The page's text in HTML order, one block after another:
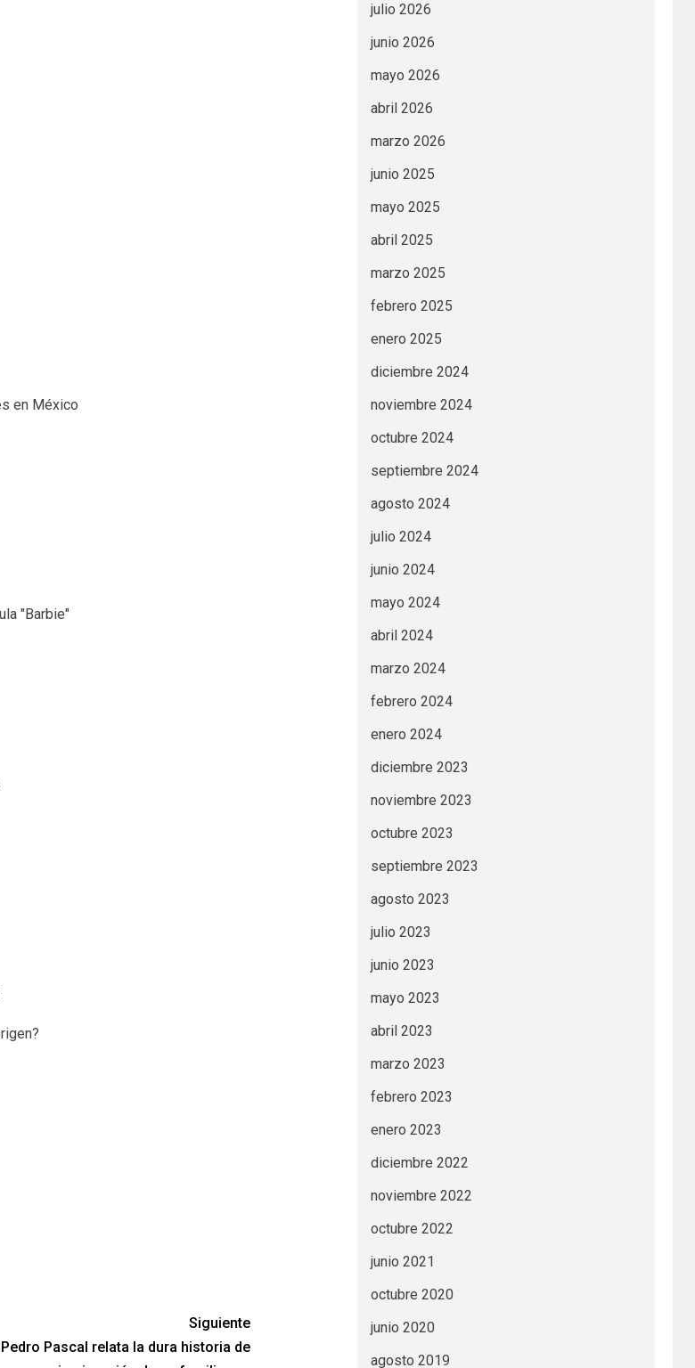
Siguiente
Pedro Pascal relata la dura historia de
julio 2026
junio 2026
mayo 2026
abril 2026
marzo 2026
junio 2025
mayo 2025
abril 2025
marzo 2025
febrero 2025
enero 2025
diciembre 2024
noviembre 2024
octubre 2024
septiembre 2024
agosto 2024
julio 2024
junio 2024
mayo 2024
abril 2024
marzo 2024
febrero 2024
enero 2024
diciembre 2023
noviembre 2023
octubre 2023
septiembre 2023
agosto 2023
julio 2023
junio 2023
mayo 2023
abril 2023
marzo 2023
febrero 2023
enero 2023
diciembre 2022
noviembre 2022
octubre 2022
junio 2021
octubre 2020
junio 2020
agosto 2019